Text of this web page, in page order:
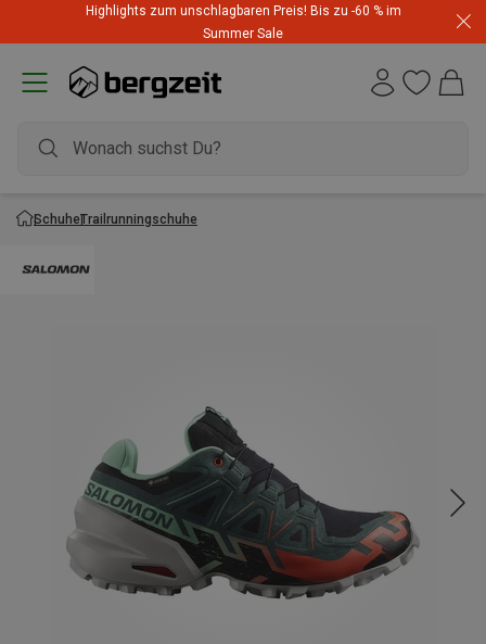
Highlights zum unschlagbaren Preis! Bis zu -60 % im
Summer Sale
SchuheTrailrunningschuhe